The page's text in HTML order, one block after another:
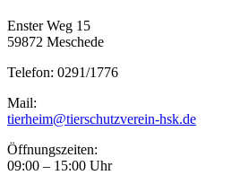
Enster Weg 15
59872 Meschede
Telefon: 0291/1776
Mail:
tierheim@tierschutzverein-hsk.de
Öffnungszeiten:
09:00 – 15:00 Uhr